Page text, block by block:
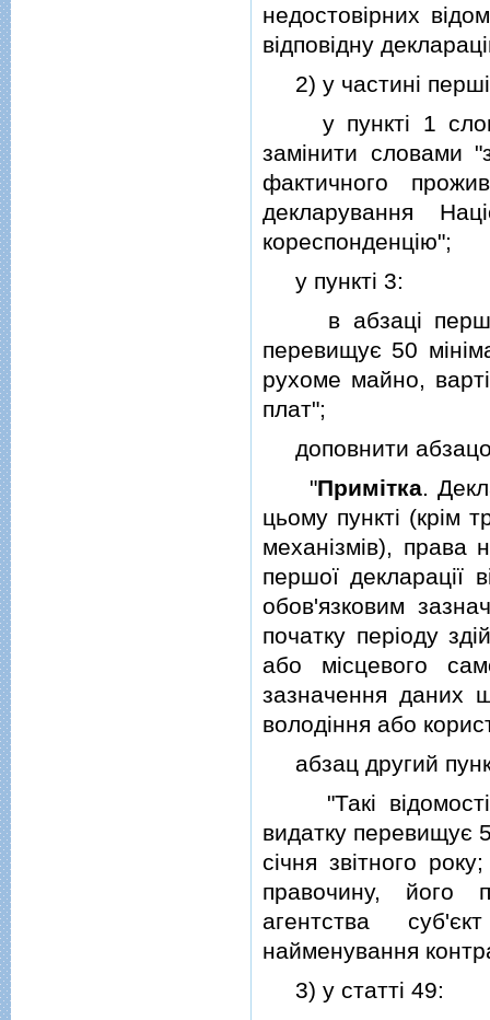
недостовiрних
вiдповiдну
2) у частинi
у пунктi 1 слова
замiнити словами
фактичного
декларування
кореспонденцiю";
у пунктi 3:
в абзацi
перевищує 50
рухоме майно,
плат";
доповнити
"Примiтка.
цьому пунктi (крiм
механiзмiв), права
першої декларацiї
обов'язковим
початку перiоду
або мiсцевого
зазначення даних
володiння або
абзац другий
"Такi вiдомостi
видатку перевищує
сiчня звiтного
правочину, його
агентства
найменування
3) у статтi 49: